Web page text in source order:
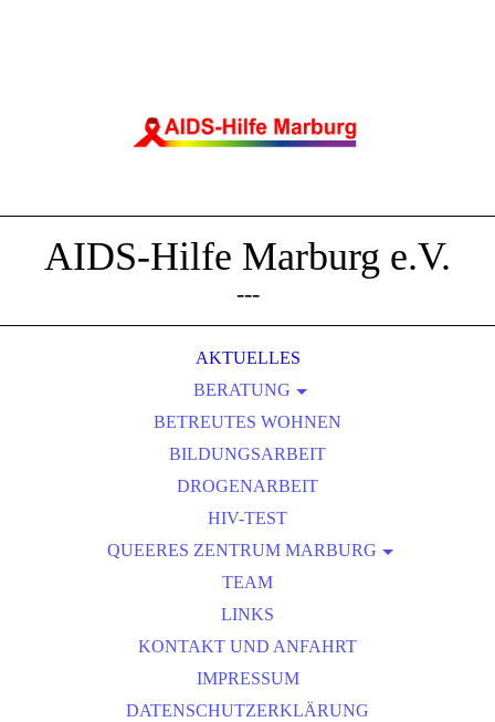
AIDS-Hilfe Marburg e.V.
---
AKTUELLES
BERATUNG
ÄRZT*INNEN-INFOS
JVA
BETREUTES WOHNEN
BILDUNGSARBEIT
DROGENARBEIT
HIV-TEST
QUEERES ZENTRUM MARBURG
LSBT*IQ-NETZWERKSTELLE
QUEERES ARCHIV MARBURG
SCHWULE / MSM
TEAM
LINKS
KONTAKT UND ANFAHRT
IMPRESSUM
DATENSCHUTZERKLÄRUNG